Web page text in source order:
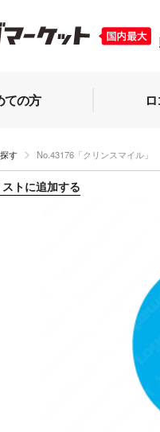
ての方
す No.43176「クリンスマイル」
トに追加する